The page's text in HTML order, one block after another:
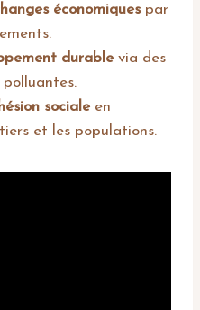
économiquespar
durable via des
sociale en
et les populations.